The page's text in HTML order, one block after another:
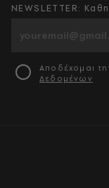
NEWSLETTER:
Αποδέχομαι
Δεδομένων